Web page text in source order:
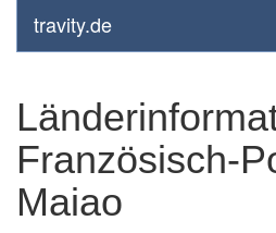
travity.de
Französisch-
Maiao